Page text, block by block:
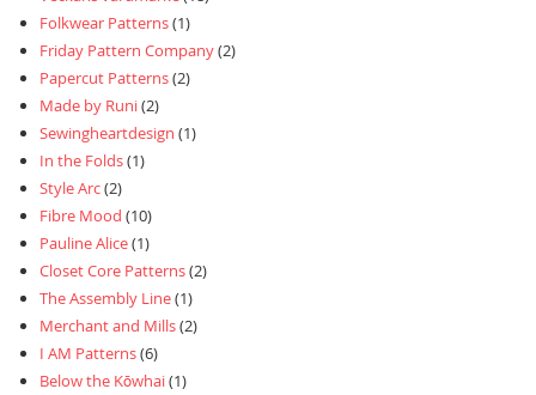
Folkwear Patterns(1)
Friday Pattern Company(2)
Papercut Patterns(2)
Made by Runi(2)
Sewingheartdesign (1)
In the Folds(1)
Style Arc(2)
Fibre Mood (10)
Pauline Alice(1)
Closet Core Patterns(2)
The Assembly Line(1)
Merchant and Mills(2)
I AM Patterns(6)
Below the Kōwhai(1)